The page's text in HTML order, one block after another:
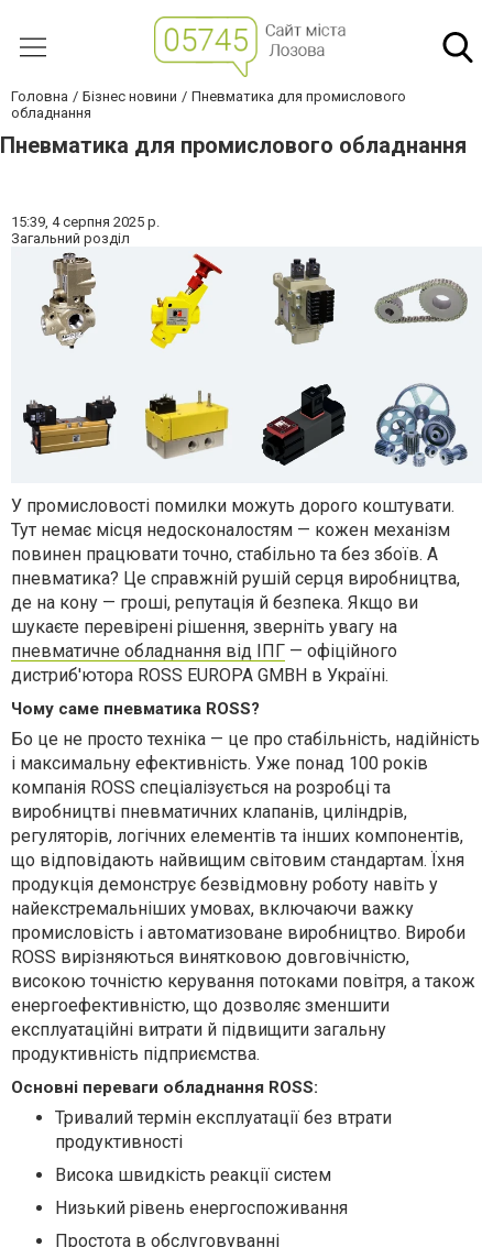
Головна Бізнес новини
Пневматика для промислового
обладнання
Пневматика для промислового обладнання
15:39, 4 серпня 2025 р.
Загальний розділ
У промисловості помилки можуть дорого коштувати.
Тут немає місця недосконалостям — кожен механізм
повинен працювати точно, стабільно та без збоїв. А
пневматика? Це справжній рушій серця виробництва,
де на кону — гроші, репутація й безпека. Якщо ви
шукаєте перевірені рішення, зверніть увагу на
пневматичне обладнання від ІПГ — офіційного
дистриб'ютора ROSS EUROPA GMBH в Україні.
Чому саме пневматика ROSS?
Бо це не просто техніка — це про стабільність, надійність
і максимальну ефективність. Уже понад 100 років
компанія ROSS спеціалізується на розробці та
виробництві пневматичних клапанів, циліндрів,
регуляторів, логічних елементів та інших компонентів,
що відповідають найвищим світовим стандартам. Їхня
продукція демонструє безвідмовну роботу навіть у
найекстремальніших умовах, включаючи важку
промисловість і автоматизоване виробництво. Вироби
ROSS вирізняються винятковою довговічністю,
високою точністю керування потоками повітря, а також
енергоефективністю, що дозволяє зменшити
експлуатаційні витрати й підвищити загальну
продуктивність підприємства.
Основні переваги обладнання ROSS:
Тривалий термін експлуатації без втрати
продуктивності
Висока швидкість реакції систем
Низький рівень енергоспоживання
Простота в обслуговуванні